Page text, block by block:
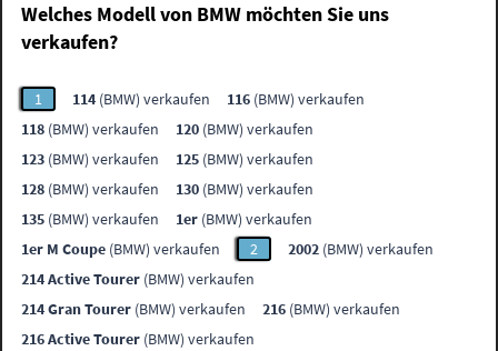
Welches Modell von BMW möchten Sie uns
verkaufen?
1 114 (BMW) verkaufen 116 (BMW) verkaufen
118 (BMW) verkaufen 120 (BMW) verkaufen
123 (BMW) verkaufen 125 (BMW) verkaufen
128 (BMW) verkaufen 130 (BMW) verkaufen
135 (BMW) verkaufen 1er (BMW) verkaufen
1er M Coupe (BMW) verkaufen 2 2002 (BMW) verkaufen
214 Active Tourer (BMW) verkaufen
214 Gran Tourer (BMW) verkaufen 216 (BMW) verkaufen
216 Active Tourer (BMW) verkaufen